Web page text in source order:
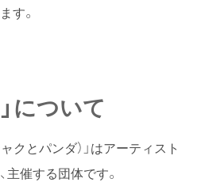
す。
について
クとパンダ）」はアーティスト
催する団体です。